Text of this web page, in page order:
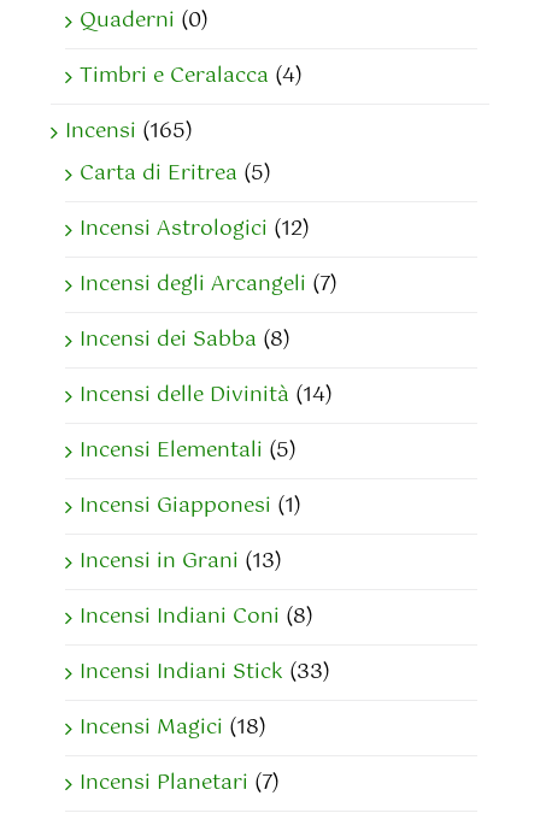
Quaderni (0)
Timbri e Ceralacca (4)
Incensi (165)
Carta di Eritrea (5)
Incensi Astrologici (12)
Incensi degli Arcangeli (7)
Incensi dei Sabba (8)
Incensi delle Divinità (14)
Incensi Elementali (5)
Incensi Giapponesi (1)
Incensi in Grani (13)
Incensi Indiani Coni (8)
Incensi Indiani Stick (33)
Incensi Magici (18)
Incensi Planetari (7)